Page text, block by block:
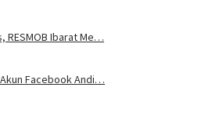
RESMOB Ibarat Me…
Facebook Andi…